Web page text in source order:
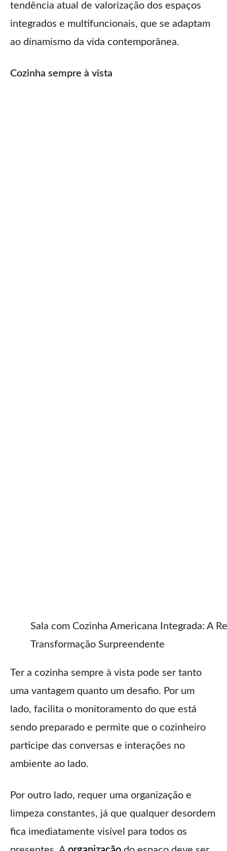
tendência atual de valorização dos espaços
integrados e multifuncionais, que se adaptam
ao dinamismo da vida contemporânea.
Cozinha sempre à vista
Sala com Cozinha Americana Integrada: A
Transformação Surpreendente
Ter a cozinha sempre à vista pode ser tanto
uma vantagem quanto um desafio. Por um
lado, facilita o monitoramento do que está
sendo preparado e permite que o cozinheiro
participe das conversas e interações no
ambiente ao lado.
Por outro lado, requer uma organização e
limpeza constantes, já que qualquer desordem
fica imediatamente visível para todos os